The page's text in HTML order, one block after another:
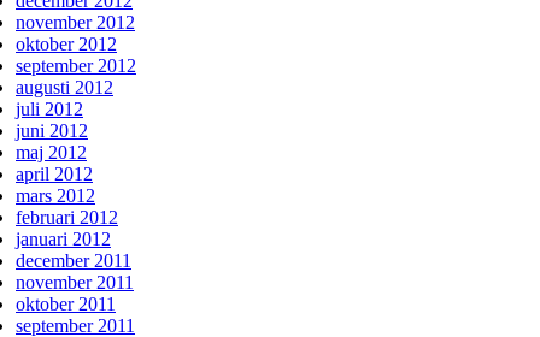
november 2012
oktober 2012
september 2012
augusti 2012
juli 2012
juni 2012
maj 2012
april 2012
mars 2012
februari 2012
januari 2012
december 2011
november 2011
oktober 2011
september 2011